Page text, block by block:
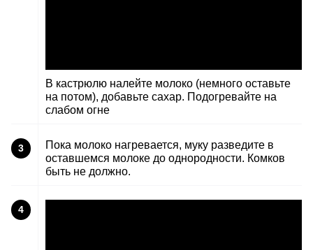
В кастрюлю налейте молоко (немного оставьте
на потом), добавьте сахар. Подогревайте на
слабом огне
3
Пока молоко нагревается, муку разведите в
оставшемся молоке до однородности. Комков
быть не должно.
4